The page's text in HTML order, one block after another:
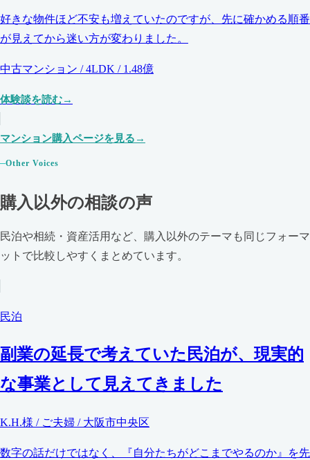
好きな物件ほど不安も増えていたのですが、先に確かめる順番
が見えてから迷い方が変わりました。
中古マンション / 4LDK / 1.48億
体験談を読む
マンション購入ページを見る
Other Voices
購入以外の相談の声
民泊や相続・資産活用など、購入以外のテーマも同じフォーマ
ットで比較しやすくまとめています。
民泊
副業の延長で考えていた民泊が、現実的
な事業として見えてきました
K.H.様 / ご夫婦 / 大阪市中央区
数字の話だけではなく、『自分たちがどこまでやるのか』を先